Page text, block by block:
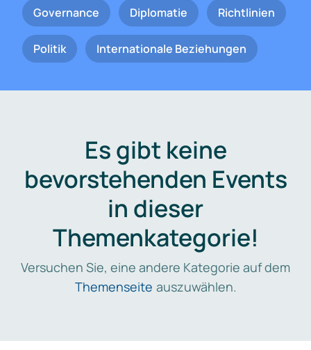
Governance Diplomatie Richtlinien
Politik Internationale Beziehungen
Es gibt keine
bevorstehenden Events
in dieser
Themenkategorie!
Versuchen Sie, eine andere Kategorie auf dem
Themenseite auszuwählen.